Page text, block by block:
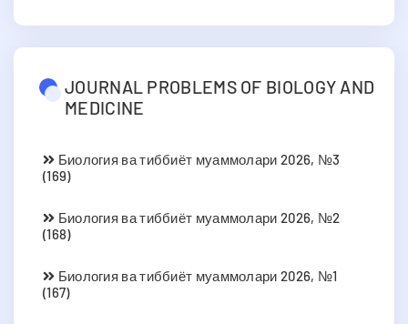
JOURNAL PROBLEMS OF BIOLOGY AND
MEDICINE
Биология ва тиббиёт муаммолари 2026, №3
(169)
Биология ва тиббиёт муаммолари 2026, №2
(168)
Биология ва тиббиёт муаммолари 2026, №1
(167)